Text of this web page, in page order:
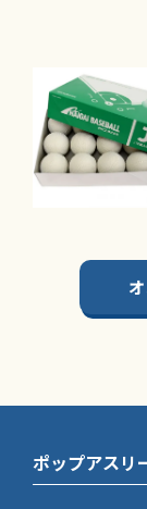
ポップアスリ